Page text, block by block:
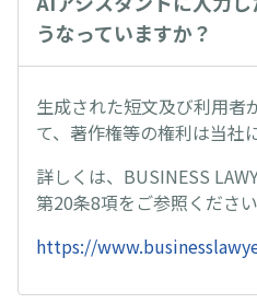
うなっていますか？
生成された短文及び利用者
て、著作権等の権利は当社
詳しくは、BUSINESS
第20条8項をご参照ください
https://